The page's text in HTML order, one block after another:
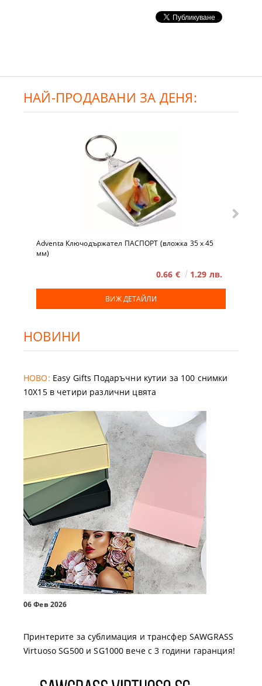
НАЙ-ПРОДАВАНИ ЗА ДЕНЯ:
Adventa Ключодържател ПАСПОРТ (вложка 35 x 45
мм)
0.66 € 1.29 лв.
ВИЖ ДЕТАЙЛИ
НОВИНИ
НОВО: Easy Gifts Подаръчни кутии за 100 снимки
10X15 в четири различни цвята
06 Фев 2026
Принтерите за сублимация и трансфер SAWGRASS
Virtuoso SG500 и SG1000 вече с 3 години гаранция!